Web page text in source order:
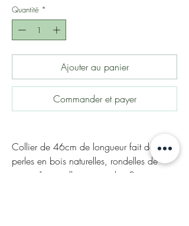
Quantité *
Ajouter au panier
Commander et payer
Collier de 46cm de longueur fait de
perles en bois naturelles, rondelles de
coco, 1 coquillage naturel et 2 petits